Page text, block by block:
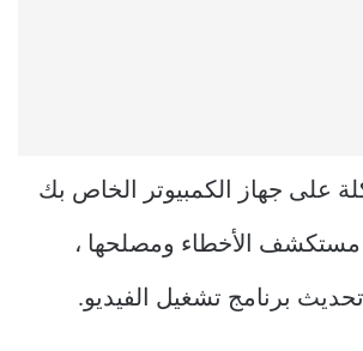
على جهاز الكمبيوتر الخاص بك
الأخطاء ومصلحها ،
برنامج تشغيل الفيديو.